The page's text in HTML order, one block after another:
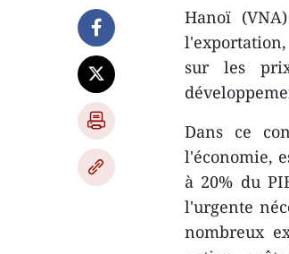
Hanoï
sur les
Dans ce
l'économie,
à 20% du
l'urgente
nombreux